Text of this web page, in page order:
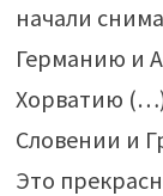
начали
Германию и
Хорватию (…)
Словении и
Это